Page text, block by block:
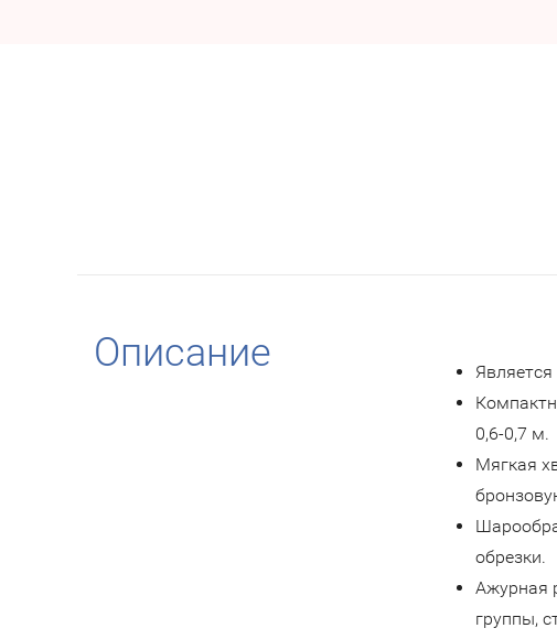
Описание Я
0,6-0,7 м.
Мягкая
обрезки.
Ажурная
группы,